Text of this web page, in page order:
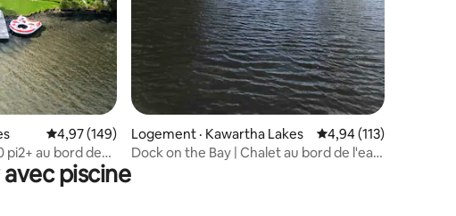
Note moyenne de 4,97 sur 5, 149 commentaires
4,97 (149)
pi2+ au bord de
Logement · Kawartha Lakes Note moyenne de
4,94 (113)
Dock on the Bay | Chalet au bord de l'eau
piscine